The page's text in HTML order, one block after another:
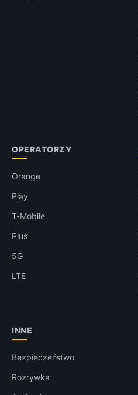
OPERATORZY
Orange
Play
T-Mobile
Plus
5G
LTE
INNE
Bezpieczeństwo
Rozrywka